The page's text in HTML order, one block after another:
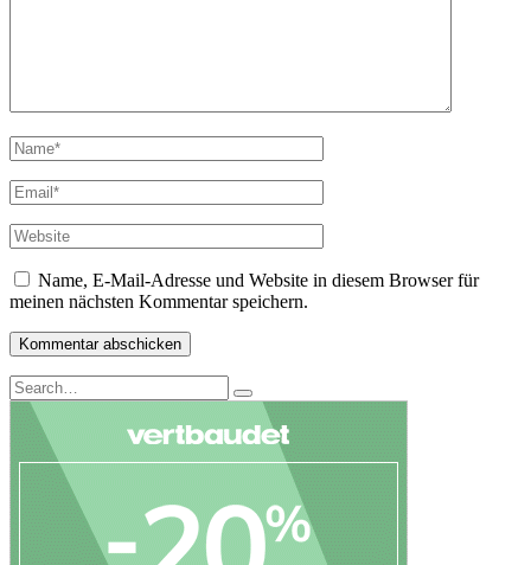
Name, E-Mail-Adresse und Website in diesem Browser für
meinen nächsten Kommentar speichern.
Search
for:
Search